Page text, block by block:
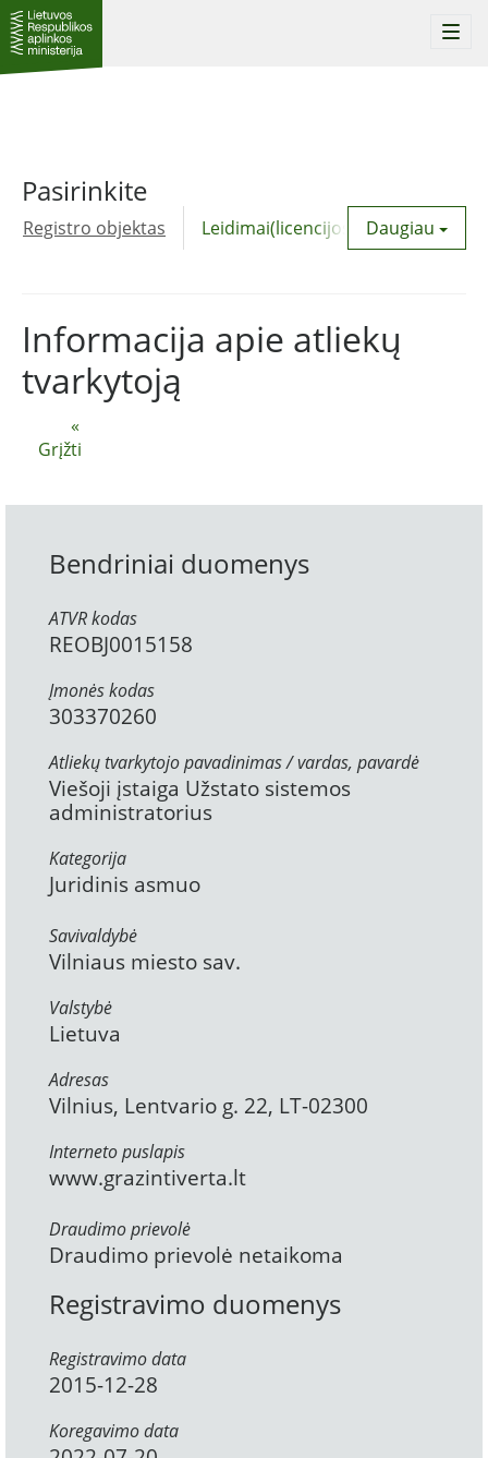
Pasirinkite
Registro objektas Leidimai(licencijos) Daugiau
«
Grįžti
Informacija apie atliekų
tvarkytoją
Bendriniai duomenys
ATVR kodas
REOBJ0015158
Įmonės kodas
303370260
Atliekų tvarkytojo pavadinimas / vardas, pavardė
Viešoji įstaiga Užstato sistemos
administratorius
Kategorija
Juridinis asmuo
Savivaldybė
Vilniaus miesto sav.
Valstybė
Lietuva
Adresas
Vilnius, Lentvario g. 22, LT-02300
Interneto puslapis
www.grazintiverta.lt
Draudimo prievolė
Draudimo prievolė netaikoma
Registravimo duomenys
Registravimo data
2015-12-28
Koregavimo data